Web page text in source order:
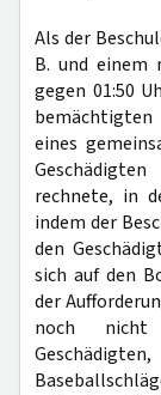
Als der
B. und
gegen 01:50
eines
rechnete, in
indem der
den
sich auf den
der
noch nicht